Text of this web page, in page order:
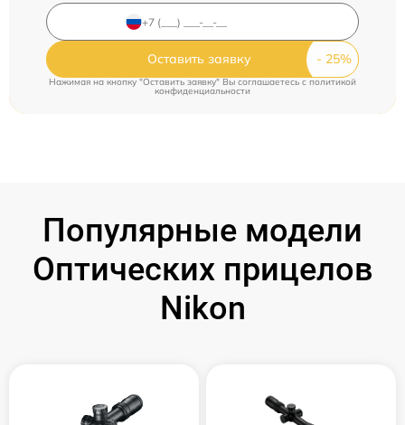
Оставить заявку
Нажимая на кнопку "Оставить заявку" Вы соглашаетесь c политикой
конфиденциальности
Популярные модели
Оптических прицелов
Nikon